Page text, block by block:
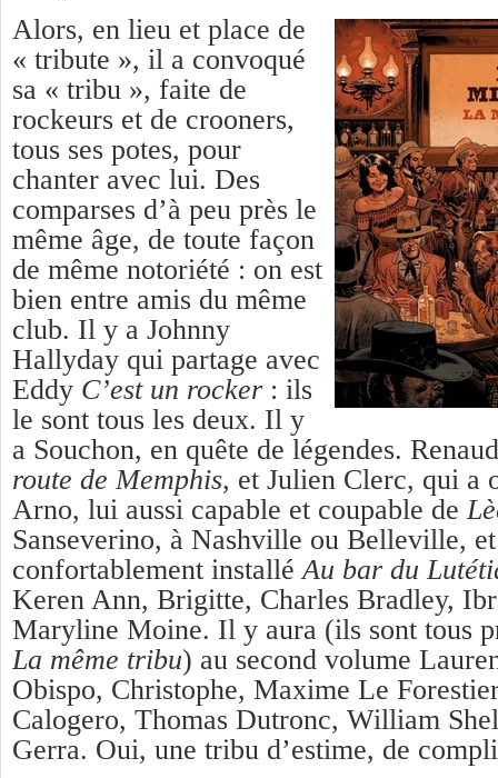
Alors, en lieu et place de
« tribute », il a convoqué
sa « tribu », faite de
rockeurs et de crooners,
tous ses potes, pour
chanter avec lui. Des
comparses d’à peu près le
même âge, de toute façon
de même notoriété : on est
bien entre amis du même
club. Il y a Johnny
Hallyday qui partage avec
Eddy C’est un rocker : ils
le sont tous les deux. Il y
a Souchon, en quête de légendes.
route de Memphis, et Julien Clerc, qui a
Arno, lui aussi capable et coupable de
Sanseverino, à Nashville ou Belleville,
confortablement installé Au bar du
Keren Ann, Brigitte, Charles Bradley,
Maryline Moine. Il y aura (ils sont tous
La même tribu) au second volume
Obispo, Christophe, Maxime Le
Calogero, Thomas Dutronc, William
Gerra. Oui, une tribu d’estime, de